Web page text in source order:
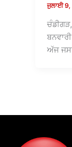
ਜੁਲਾਈ
ਅੱਜ